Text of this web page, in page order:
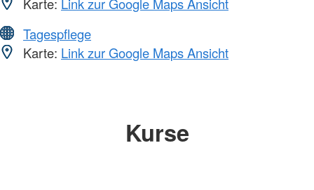
Tagespflege
Karte: Link zur Google Maps Ansicht
Kurse